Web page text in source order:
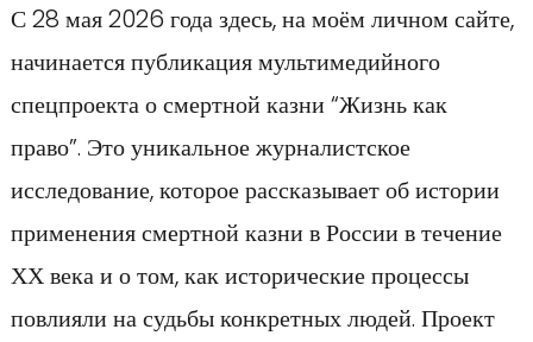
С 28 мая 2026 года здесь, на моём личном сайте,
начинается публикация мультимедийного
спецпроекта о смертной казни “Жизнь как
право”. Это уникальное журналистское
исследование, которое рассказывает об истории
применения смертной казни в России в течение
ХХ века и о том, как исторические процессы
повлияли на судьбы конкретных людей. Проект